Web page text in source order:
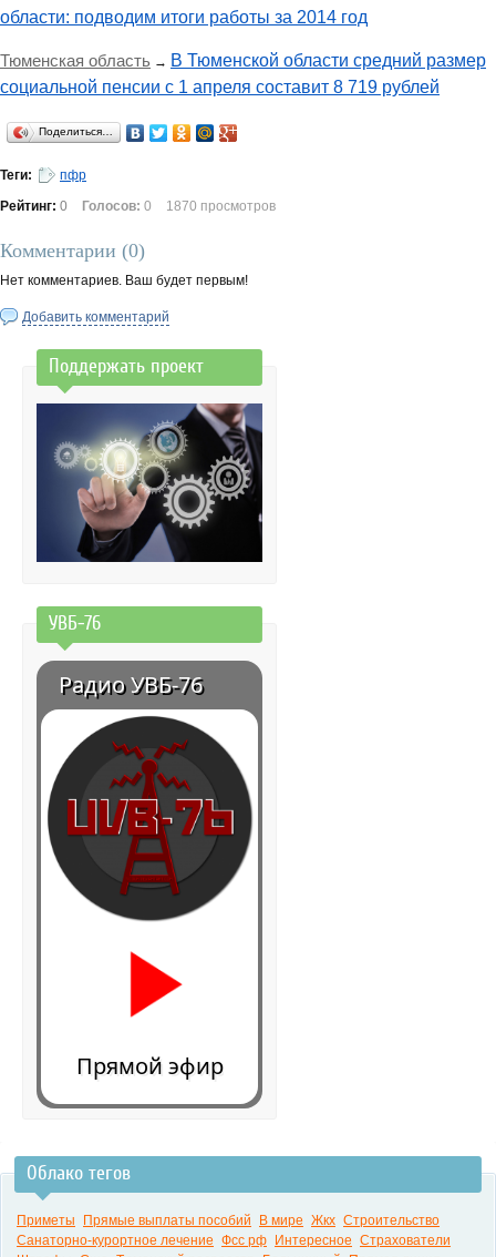
области: подводим итоги работы за 2014 год
Тюменская область → В Тюменской области средний размер
социальной пенсии с 1 апреля составит 8 719 рублей
Поделиться…
Теги:
пфр
Рейтинг: 0 Голосов: 0 1870 просмотров
Комментарии (0)
Нет комментариев. Ваш будет первым!
Добавить комментарий
Поддержать проект
УВБ-76
Радио УВБ-76
Прямой эфир
Облако тегов
Приметы Прямые выплаты пособий В мире Жкх Строительство
Санаторно-курортное лечение Фсс рф Интересное Страхователи